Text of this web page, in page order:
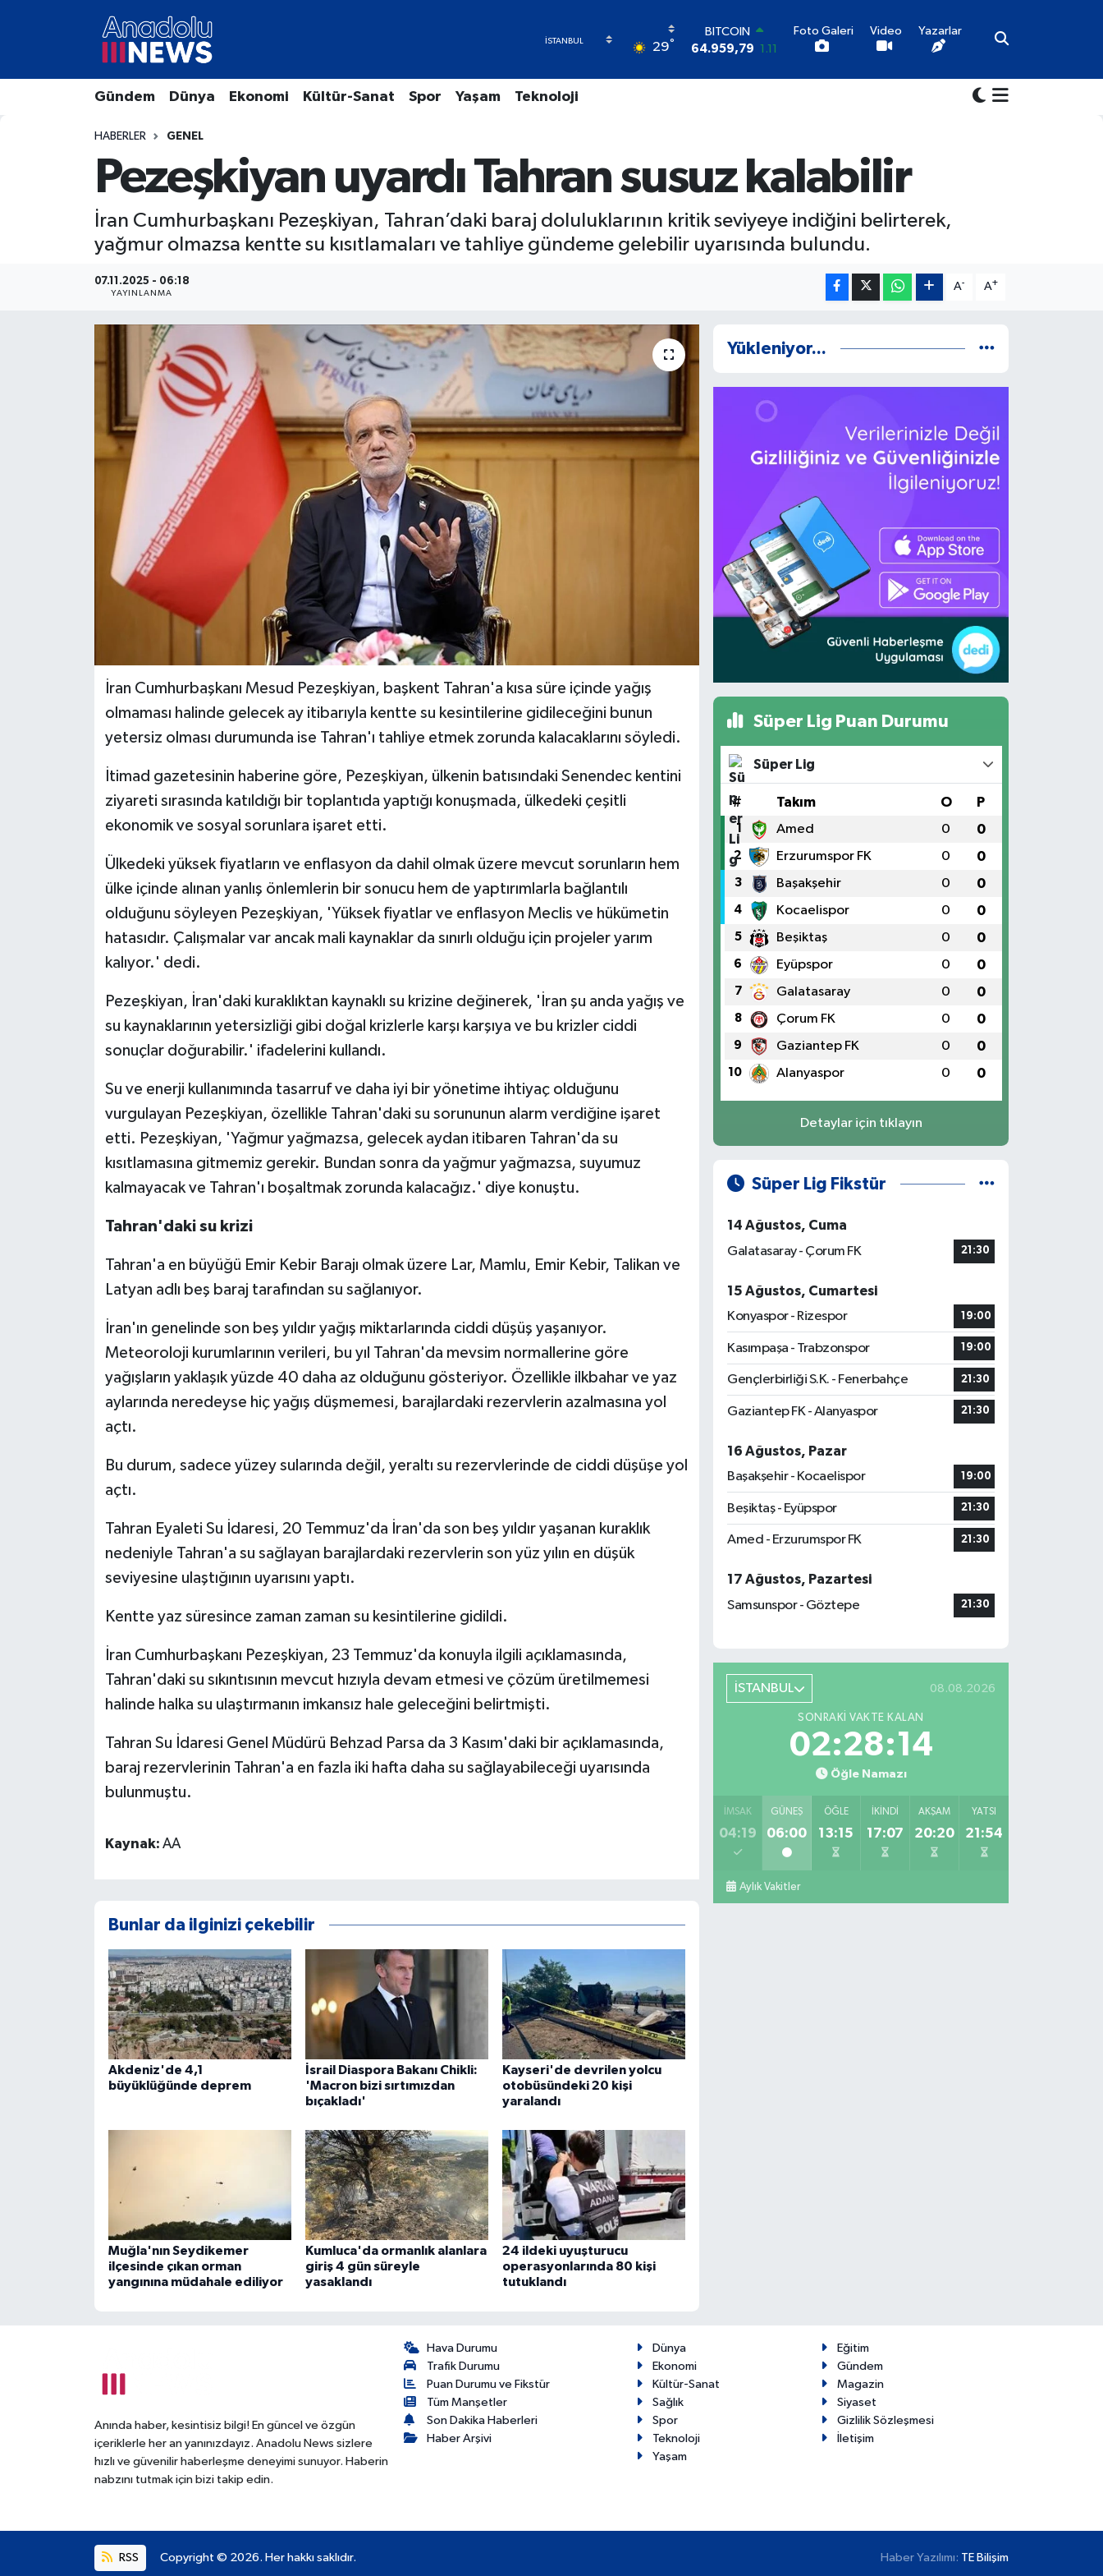
29°
64.959,79
DOLAR
GRAM ALTIN
6660.55
0.03
BİST100
13.779
Foto Galeri Video Yazarlar
Gündem Dünya Ekonomi Kültür-Sanat Spor Yaşam Teknoloji
HABERLER GENEL
Pezeşkiyan uyardı Tahran susuz kalabilir
İran Cumhurbaşkanı Pezeşkiyan, Tahran’daki baraj doluluklarının kritik seviyeye indiğini belirterek,
yağmur olmazsa kentte su kısıtlamaları ve tahliye gündeme gelebilir uyarısında bulundu.
07.11.2025 - 06:18
YAYINLANMA
A- A+
İran Cumhurbaşkanı Mesud Pezeşkiyan, başkent Tahran'a kısa süre içinde yağış
olmaması halinde gelecek ay itibarıyla kentte su kesintilerine gidileceğini bunun
yetersiz olması durumunda ise Tahran'ı tahliye etmek zorunda kalacaklarını söyledi.
İtimad gazetesinin haberine göre, Pezeşkiyan, ülkenin batısındaki Senendec kentini
ziyareti sırasında katıldığı bir toplantıda yaptığı konuşmada, ülkedeki çeşitli
ekonomik ve sosyal sorunlara işaret etti.
Ülkedeki yüksek fiyatların ve enflasyon da dahil olmak üzere mevcut sorunların hem
ülke içinde alınan yanlış önlemlerin bir sonucu hem de yaptırımlarla bağlantılı
olduğunu söyleyen Pezeşkiyan, 'Yüksek fiyatlar ve enflasyon Meclis ve hükümetin
hatasıdır. Çalışmalar var ancak mali kaynaklar da sınırlı olduğu için projeler yarım
kalıyor.' dedi.
Pezeşkiyan, İran'daki kuraklıktan kaynaklı su krizine değinerek, 'İran şu anda yağış ve
su kaynaklarının yetersizliği gibi doğal krizlerle karşı karşıya ve bu krizler ciddi
sonuçlar doğurabilir.' ifadelerini kullandı.
Su ve enerji kullanımında tasarruf ve daha iyi bir yönetime ihtiyaç olduğunu
vurgulayan Pezeşkiyan, özellikle Tahran'daki su sorununun alarm verdiğine işaret
etti. Pezeşkiyan, 'Yağmur yağmazsa, gelecek aydan itibaren Tahran'da su
kısıtlamasına gitmemiz gerekir. Bundan sonra da yağmur yağmazsa, suyumuz
kalmayacak ve Tahran'ı boşaltmak zorunda kalacağız.' diye konuştu.
Tahran'daki su krizi
Tahran'a en büyüğü Emir Kebir Barajı olmak üzere Lar, Mamlu, Emir Kebir, Talikan ve
Latyan adlı beş baraj tarafından su sağlanıyor.
İran'ın genelinde son beş yıldır yağış miktarlarında ciddi düşüş yaşanıyor.
Meteoroloji kurumlarının verileri, bu yıl Tahran'da mevsim normallerine göre
yağışların yaklaşık yüzde 40 daha az olduğunu gösteriyor. Özellikle ilkbahar ve yaz
aylarında neredeyse hiç yağış düşmemesi, barajlardaki rezervlerin azalmasına yol
açtı.
Bu durum, sadece yüzey sularında değil, yeraltı su rezervlerinde de ciddi düşüşe yol
açtı.
Tahran Eyaleti Su İdaresi, 20 Temmuz'da İran'da son beş yıldır yaşanan kuraklık
nedeniyle Tahran'a su sağlayan barajlardaki rezervlerin son yüz yılın en düşük
seviyesine ulaştığının uyarısını yaptı.
Kentte yaz süresince zaman zaman su kesintilerine gidildi.
İran Cumhurbaşkanı Pezeşkiyan, 23 Temmuz'da konuyla ilgili açıklamasında,
Tahran'daki su sıkıntısının mevcut hızıyla devam etmesi ve çözüm üretilmemesi
halinde halka su ulaştırmanın imkansız hale geleceğini belirtmişti.
Tahran Su İdaresi Genel Müdürü Behzad Parsa da 3 Kasım'daki bir açıklamasında,
baraj rezervlerinin Tahran'a en fazla iki hafta daha su sağlayabileceği uyarısında
bulunmuştu.
Kaynak: AA
Bunlar da ilginizi çekebilir
Akdeniz'de 4,1
büyüklüğünde deprem
İsrail Diaspora Bakanı Chikli:
'Macron bizi sırtımızdan
bıçakladı'
Kayseri'de devrilen yolcu
otobüsündeki 20 kişi
yaralandı
Muğla'nın Seydikemer
ilçesinde çıkan orman
yangınına müdahale ediliyor
Kumluca'da ormanlık alanlara
giriş 4 gün süreyle
yasaklandı
24 ildeki uyuşturucu
operasyonlarında 80 kişi
tutuklandı
Yükleniyor...
Süper Lig Puan Durumu
Süper Lig
# Takım O P
1 Amed 0 0
2 Erzurumspor FK 0 0
3 Başakşehir 0 0
4 Kocaelispor 0 0
5 Beşiktaş 0 0
6 Eyüpspor 0 0
7 Galatasaray 0 0
8 Çorum FK 0 0
9 Gaziantep FK 0 0
10 Alanyaspor 0 0
Detaylar için tıklayın
Süper Lig Fikstür
14 Ağustos, Cuma
Galatasaray - Çorum FK
21:30
15 Ağustos, Cumartesi
Konyaspor - Rizespor
19:00
Kasımpaşa - Trabzonspor 19:00
Gençlerbirliği S.K. - Fenerbahçe 21:30
Gaziantep FK - Alanyaspor 21:30
16 Ağustos, Pazar
Başakşehir - Kocaelispor
19:00
Beşiktaş - Eyüpspor 21:30
Amed - Erzurumspor FK 21:30
17 Ağustos, Pazartesi
Samsunspor - Göztepe
21:30
İSTANBUL 08.08.2026
SONRAKI VAKTE KALAN
02:28:13
Öğle Namazı
İMSAK
04:19
GÜNEŞ
06:00
ÖĞLE
13:15
İKINDI
17:07
AKŞAM
20:20
YATSI
21:54
Aylık Vakitler
Anında haber, kesintisiz bilgi! En güncel ve özgün
içeriklerle her an yanınızdayız. Anadolu News sizlere
hızlı ve güvenilir haberleşme deneyimi sunuyor. Haberin
nabzını tutmak için bizi takip edin.
Hava Durumu
Trafik Durumu
Puan Durumu ve Fikstür
Tüm Manşetler
Son Dakika Haberleri
Haber Arşivi
Dünya
Eğitim
Ekonomi
Gündem
Kültür-Sanat
Magazin
Sağlık
Siyaset
Spor
Gizlilik Sözleşmesi
Teknoloji
İletişim
Yaşam
RSS Copyright © 2026. Her hakkı saklıdır. Haber Yazılımı: TE Bilişim
Hava Durumu
Trafik Durumu
Tüm Manşetler
Son Dakika Haberleri